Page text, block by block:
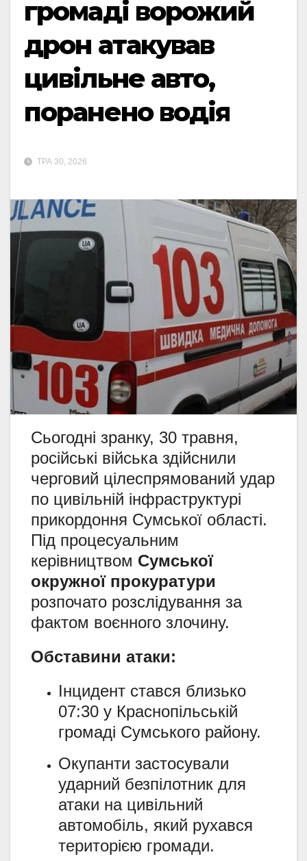
громаді ворожий
дрон атакував
цивільне авто,
поранено водія
ТРА 30, 2026
Сьогодні зранку, 30 травня,
російські війська здійснили
черговий цілеспрямований удар
по цивільній інфраструктурі
прикордоння Сумської області.
Під процесуальним
керівництвом Сумської
окружної прокуратури
розпочато розслідування за
фактом воєнного злочину.
Обставини атаки:
Інцидент стався близько
07:30 у Краснопільській
громаді Сумського району.
Окупанти застосували
ударний безпілотник для
атаки на цивільний
автомобіль, який рухався
територією громади.